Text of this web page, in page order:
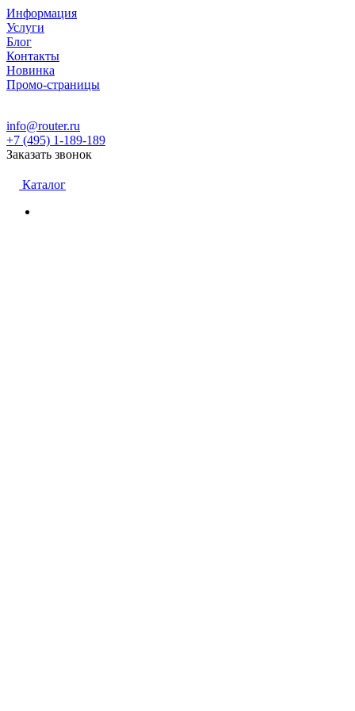
Информация
Услуги
Блог
Контакты
Новинка
Промо-страницы
info@router.ru
+7 (495) 1-189-189
Заказать звонок
Каталог